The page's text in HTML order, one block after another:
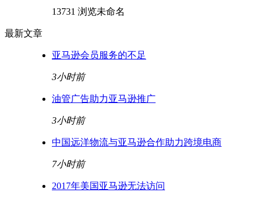
13731 浏览未命名
最新文章
亚马逊会员服务的不足
3小时前
油管广告助力亚马逊推广
3小时前
中国远洋物流与亚马逊合作助力跨境电商
7小时前
2017年美国亚马逊无法访问